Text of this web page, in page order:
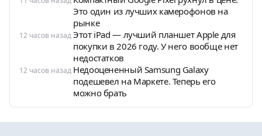
Это один из лучших камерофонов на
рынке
12 часов назадЭтот iPad — лучший планшет Apple для
покупки в 2026 году. У него вообще нет
недостатков
12 часов назад Недооцененный Samsung Galaxy
подешевел на Маркете. Теперь его
можно брать